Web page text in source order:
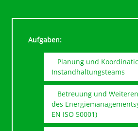
Aufgaben:
Planung und
Instandhaltungsteams
Betreuung und
des
EN ISO 50001)